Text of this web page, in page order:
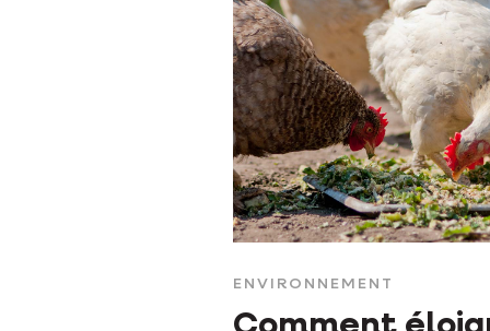
ENVIRONNEMENT